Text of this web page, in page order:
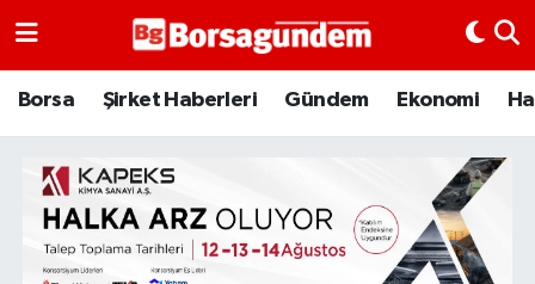
Borsa Şirket Haberleri Gündem Ekonomi
Borsa
Emtia
Galeri